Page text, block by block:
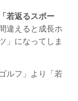
「若返るスポー
違えると成長ホ
」になってしま
ルフ」より「若